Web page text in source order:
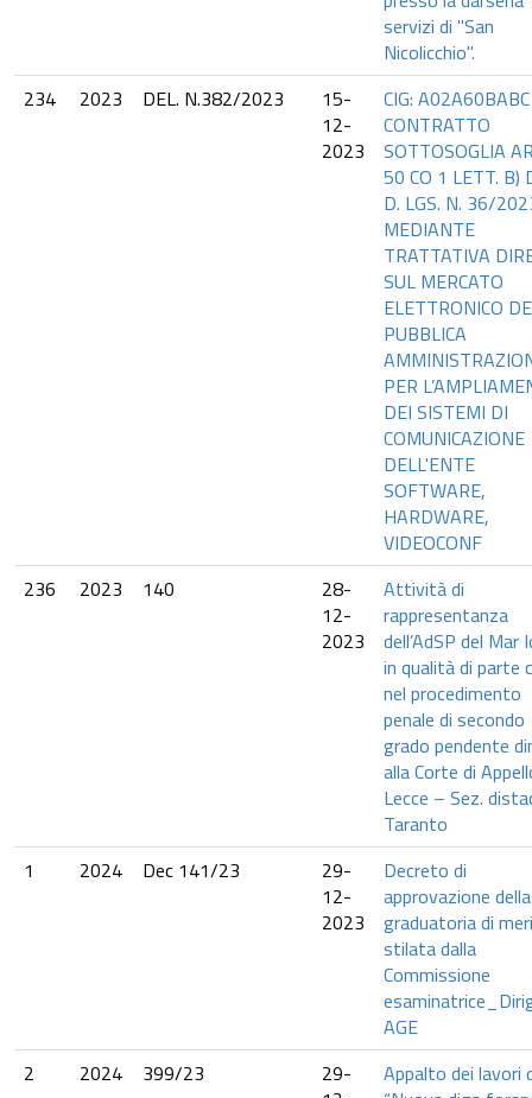
servizi di "San
Nicolicchio".
234
2023 DEL. N.382/2023
15-
12-
2023
CIG:
CONTRATTO
SOTTOSOGLIA
50 CO 1 LETT. B)
D. LGS. N. 36/
MEDIANTE
TRATTATIVA
SUL MERCATO
ELETTRONICO
PUBBLICA
PER
DEI SISTEMI DI
COMUNICAZIONE
DELL'ENTE
SOFTWARE,
HARDWARE,
VIDEOCONF
236
2023 140
28-
12-
2023
Attività di
rappresentanza
dell’AdSP del Mar
in qualità di parte
nel procedimento
penale di secondo
grado pendente
alla Corte di
Lecce – Sez.
Taranto
1
2024 Dec 141/23
29-
12-
2023
Decreto di
approvazione della
graduatoria di
stilata dalla
Commissione
AGE
2
2024 399/23
29-
Appalto dei lavori